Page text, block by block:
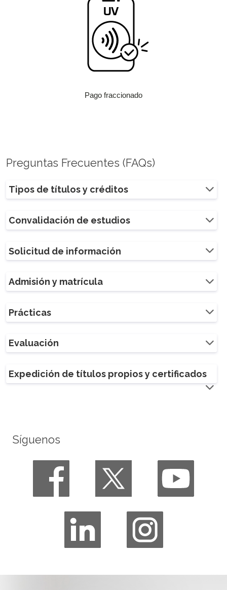
Pago fraccionado
Preguntas Frecuentes (FAQs)
Tipos de títulos y créditos
Convalidación de estudios
Solicitud de información
Admisión y matrícula
Prácticas
Evaluación
Expedición de títulos propios y certificados
Síguenos